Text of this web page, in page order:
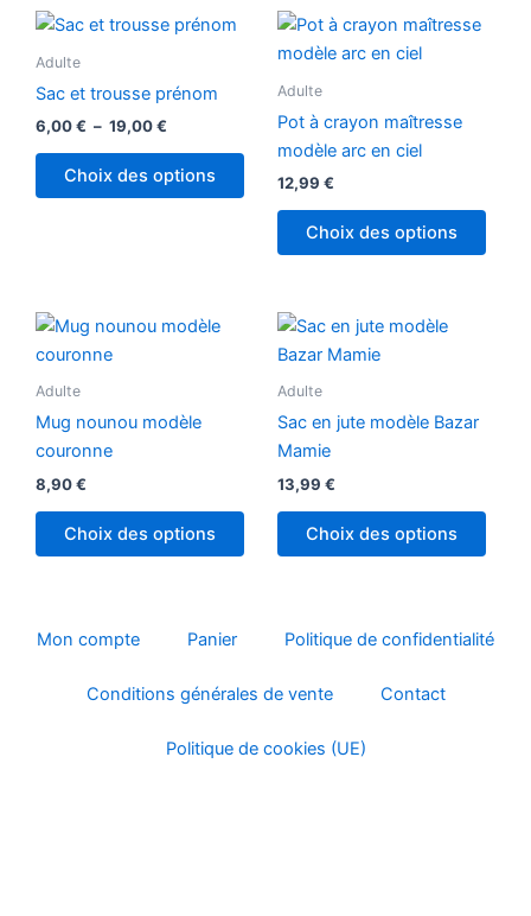
Adulte
Sac et trousse prénom
6,00€ – 19,00€
Plage
de
à
Choix des options
produit
plusieurs
variations.
options
peuvent
page
produit
Adulte
Pot à crayon maîtresse
modèle arc en ciel
12,99 €
Choix des options
Adulte
Mug nounou modèle
couronne
8,90€
Choix des options
Adulte
Sac en jute modèle Bazar
Mamie
13,99 €
Choix des options
Mon compte Panier Politique de confidentialité
Conditions générales de vente Contact
Politique de cookies (UE)